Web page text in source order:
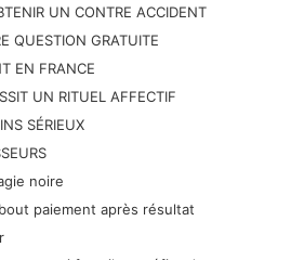
UN CONTRE ACCIDENT
QUESTION GRATUITE
EN FRANCE
UN RITUEL AFFECTIF
SÉRIEUX
noire
paiement après résultat